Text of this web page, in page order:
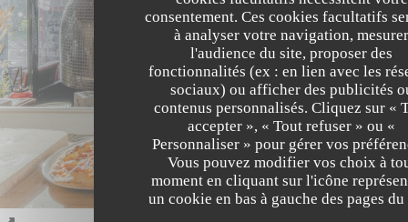
consentement. Ces cookies facultatifs
à analyser votre navigation, mesurer
l'audience du site, proposer des
fonctionnalités (ex : en lien avec les
sociaux) ou afficher des publicités
contenus personnalisés. Cliquez sur «
accepter », « Tout refuser » ou «
Personnaliser » pour gérer vos
Vous pouvez modifier vos choix à
moment en cliquant sur l'icône
un cookie en bas à gauche des pages